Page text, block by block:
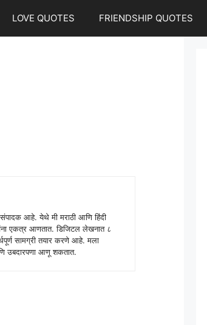
LOVE QUOTES FRIENDSHIP QUOTES
आहे. येथे मी मराठी आणि हिंदी
एकत्र आणतात. डिजिटल लेखनात ८
सामग्री तयार करणे आहे. मला
उबदारपणा आणू शकतात.